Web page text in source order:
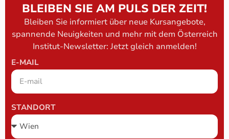
BLEIBEN SIE AM PULS DER ZEIT!
Bleiben Sie informiert über neue Kursangebote,
spannende Neuigkeiten und mehr mit dem Österreich
Institut-Newsletter: Jetzt gleich anmelden!
E-MAIL
STANDORT